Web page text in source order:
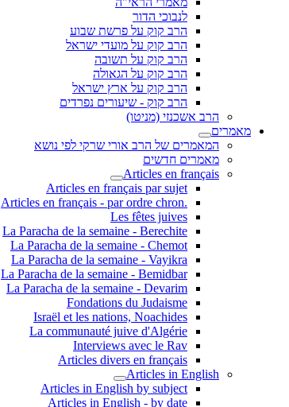
לנבוכי הדור
הרב קוק על פרשת שבוע
הרב קוק על מועדי ישראל
הרב קוק על תשובה
הרב קוק על הגאולה
הרב קוק על ארץ ישראל
הרב קוק - שיעורים נפרדים
הרב אשכנזי (מניטו)
מאמרים
המאמרים של הרב אורי שרקי לפי נושא
מאמרים חדשים
Articles en français
Articles en français par sujet
.Articles en français - par ordre chron
Les fêtes juives
La Paracha de la semaine - Berechite
La Paracha de la semaine - Chemot
La Paracha de la semaine - Vayikra
La Paracha de la semaine - Bemidbar
La Paracha de la semaine - Devarim
Fondations du Judaisme
Israël et les nations, Noachides
La communauté juive d'Algérie
Interviews avec le Rav
Articles divers en français
Articles in English
Articles in English by subject
Articles in English - by date